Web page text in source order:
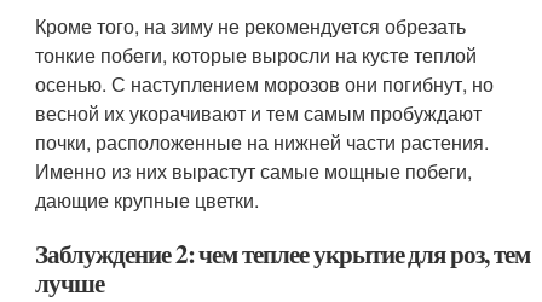
Кроме того, на зиму не рекомендуется обрезать
тонкие побеги, которые выросли на кусте теплой
осенью. С наступлением морозов они погибнут, но
весной их укорачивают и тем самым пробуждают
почки, расположенные на нижней части растения.
Именно из них вырастут самые мощные побеги,
дающие крупные цветки.
Заблуждение 2: чем теплее укрытие для роз, тем
лучше